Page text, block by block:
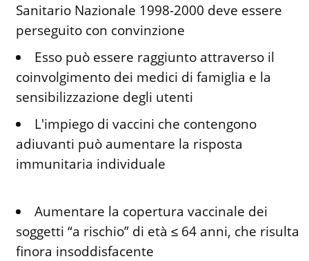
Sanitario Nazionale 1998-2000 deve essere
perseguito con convinzione
Esso può essere raggiunto attraverso il
coinvolgimento dei medici di famiglia e la
sensibilizzazione degli utenti
L'impiego di vaccini che contengono
adiuvanti può aumentare la risposta
immunitaria individuale
Aumentare la copertura vaccinale dei
soggetti “a rischio” di età ≤ 64 anni, che risulta
finora insoddisfacente